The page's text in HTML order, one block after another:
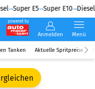
Super E5 Super E10 Diesel
powered by
Anmelden Menü
Tanken Aktuelle Spritpreise